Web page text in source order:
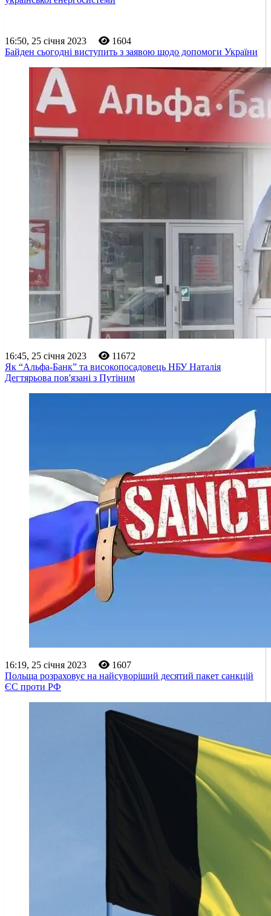
16:50, 25 січня 2023
1604
Байден сьогодні виступить з заявою щодо допомоги України
16:45, 25 січня 2023
11672
Як “Альфа-Банк” та високопосадовець НБУ Наталія
Дегтярьова пов'язані з Путіним
16:19, 25 січня 2023
1607
Польща розраховує на найсуворіший десятий пакет санкцій
ЄС проти РФ